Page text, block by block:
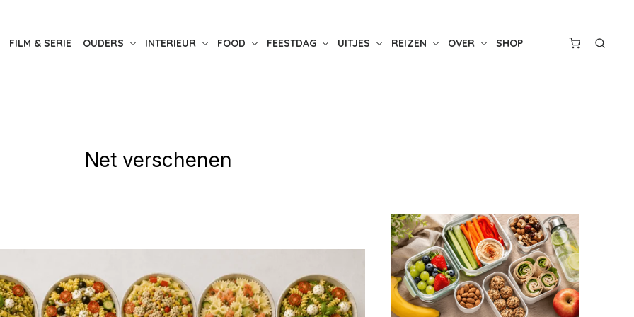
FILM & SERIE OUDERS INTERIEUR FOOD FEESTDAG UITJES REIZEN OVER SHOP
Net verschenen